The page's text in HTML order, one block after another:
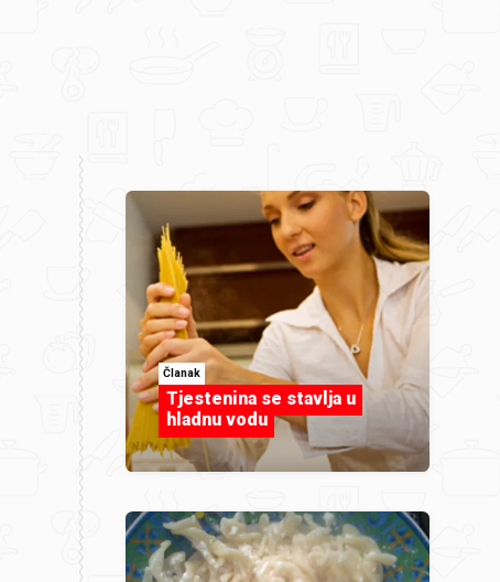
Članak
Tjestenina se stavlja u
hladnu vodu